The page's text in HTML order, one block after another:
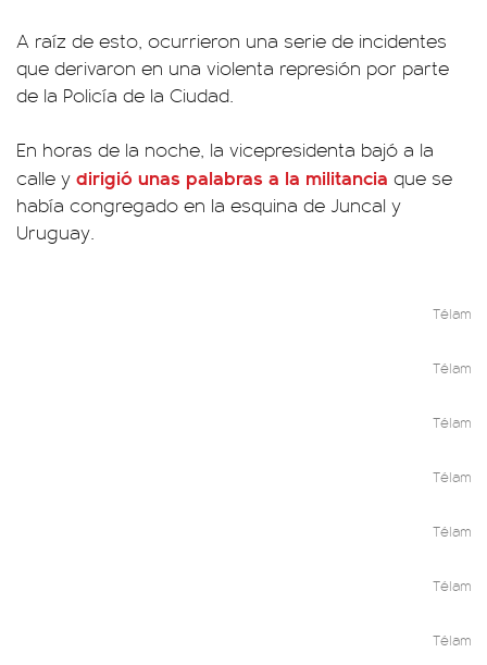
A raíz de esto, ocurrieron una serie de incidentes
que derivaron en una violenta represión por parte
de la Policía de la Ciudad.
En horas de la noche, la vicepresidenta bajó a la
calle y dirigió unas palabras a la militancia que se
había congregado en la esquina de Juncal y
Uruguay.
Télam
Télam
Télam
Télam
Télam
Télam
Télam